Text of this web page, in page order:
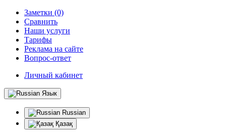
Заметки (0)
Сравнить
Наши услуги
Тарифы
Реклама на сайте
Вопрос-ответ
Личный кабинет
Язык
Russian
Қазақ